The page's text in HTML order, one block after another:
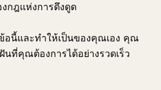
กฎแห่งการดึงดูด
นี้และทำให้เป็นของคุณเอง คุณ
นที่คุณต้องการได้อย่างรวดเร็ว